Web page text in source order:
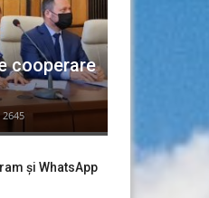
cooperare
2645
și WhatsApp